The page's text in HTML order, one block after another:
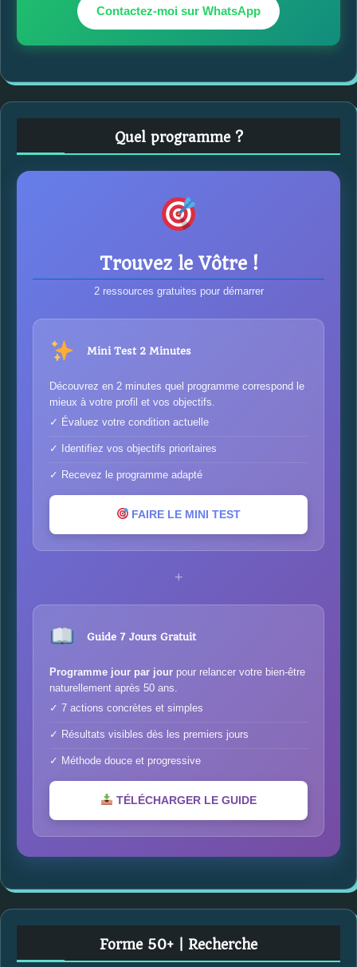
Contactez-moi sur WhatsApp
Quel programme ?
Trouvez le Vôtre !
2 ressources gratuites pour démarrer
Mini Test 2 Minutes
Découvrez en 2 minutes quel programme correspond le
mieux à votre profil et vos objectifs.
✓ Évaluez votre condition actuelle
✓ Identifiez vos objectifs prioritaires
✓ Recevez le programme adapté
FAIRE LE MINI TEST
+
Guide 7 Jours Gratuit
Programme jour par jour pour relancer votre bien-être
naturellement après 50 ans.
✓ 7 actions concrètes et simples
✓ Résultats visibles dès les premiers jours
✓ Méthode douce et progressive
TÉLÉCHARGER LE GUIDE
Forme 50+ | Recherche